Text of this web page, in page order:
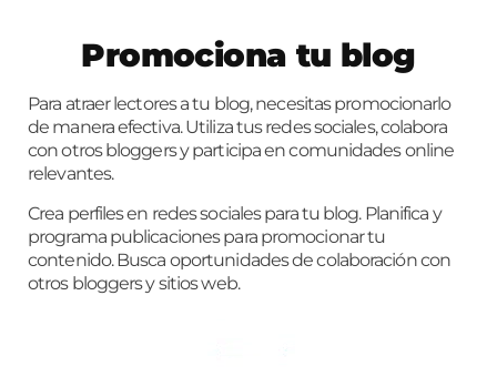
Promociona tu blog
Para atraer lectores a tu blog, necesitas promocionarlo
de manera efectiva. Utiliza tus redes sociales, colabora
con otros bloggers y participa en comunidades online
relevantes.
Crea perfiles en redes sociales para tu blog. Planifica y
programa publicaciones para promocionar tu
contenido. Busca oportunidades de colaboración con
otros bloggers y sitios web.